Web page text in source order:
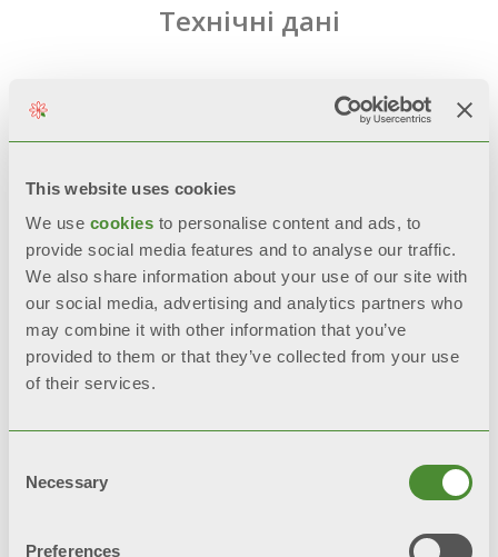
This website uses cookies
We use cookies to personalise content and ads, to
provide social media features and to analyse our traffic.
We also share information about your use of our site with
our social media, advertising and analytics partners who
may combine it with other information that you’ve
provided to them or that they’ve collected from your use
of their services.
Selection
Necessary
Preferences
Технічні дані
Документація
ТЕХНІЧНІ
ХАРАКТЕРИСТИКИ
Керування 2 типами систем
сонячних колекторів серійно
сталі та термополімерів
Розширювальний бак опалення